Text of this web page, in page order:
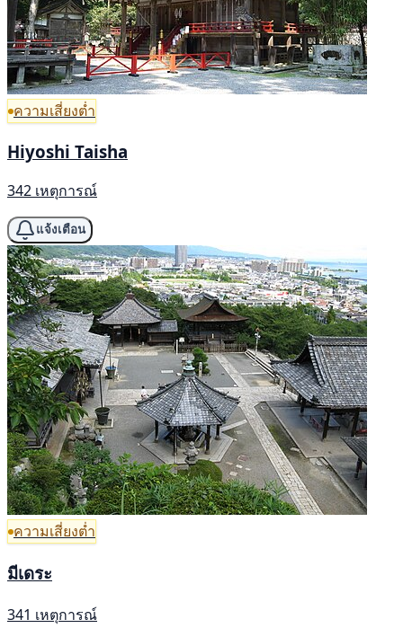
ความเสี่ยงต่ำ
Hiyoshi Taisha
342 เหตุการณ์
แจ้งเตือน
ความเสี่ยงต่ำ
มีเดระ
341 เหตุการณ์